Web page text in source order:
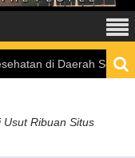
di Daerah Semakin
Ribuan Situs